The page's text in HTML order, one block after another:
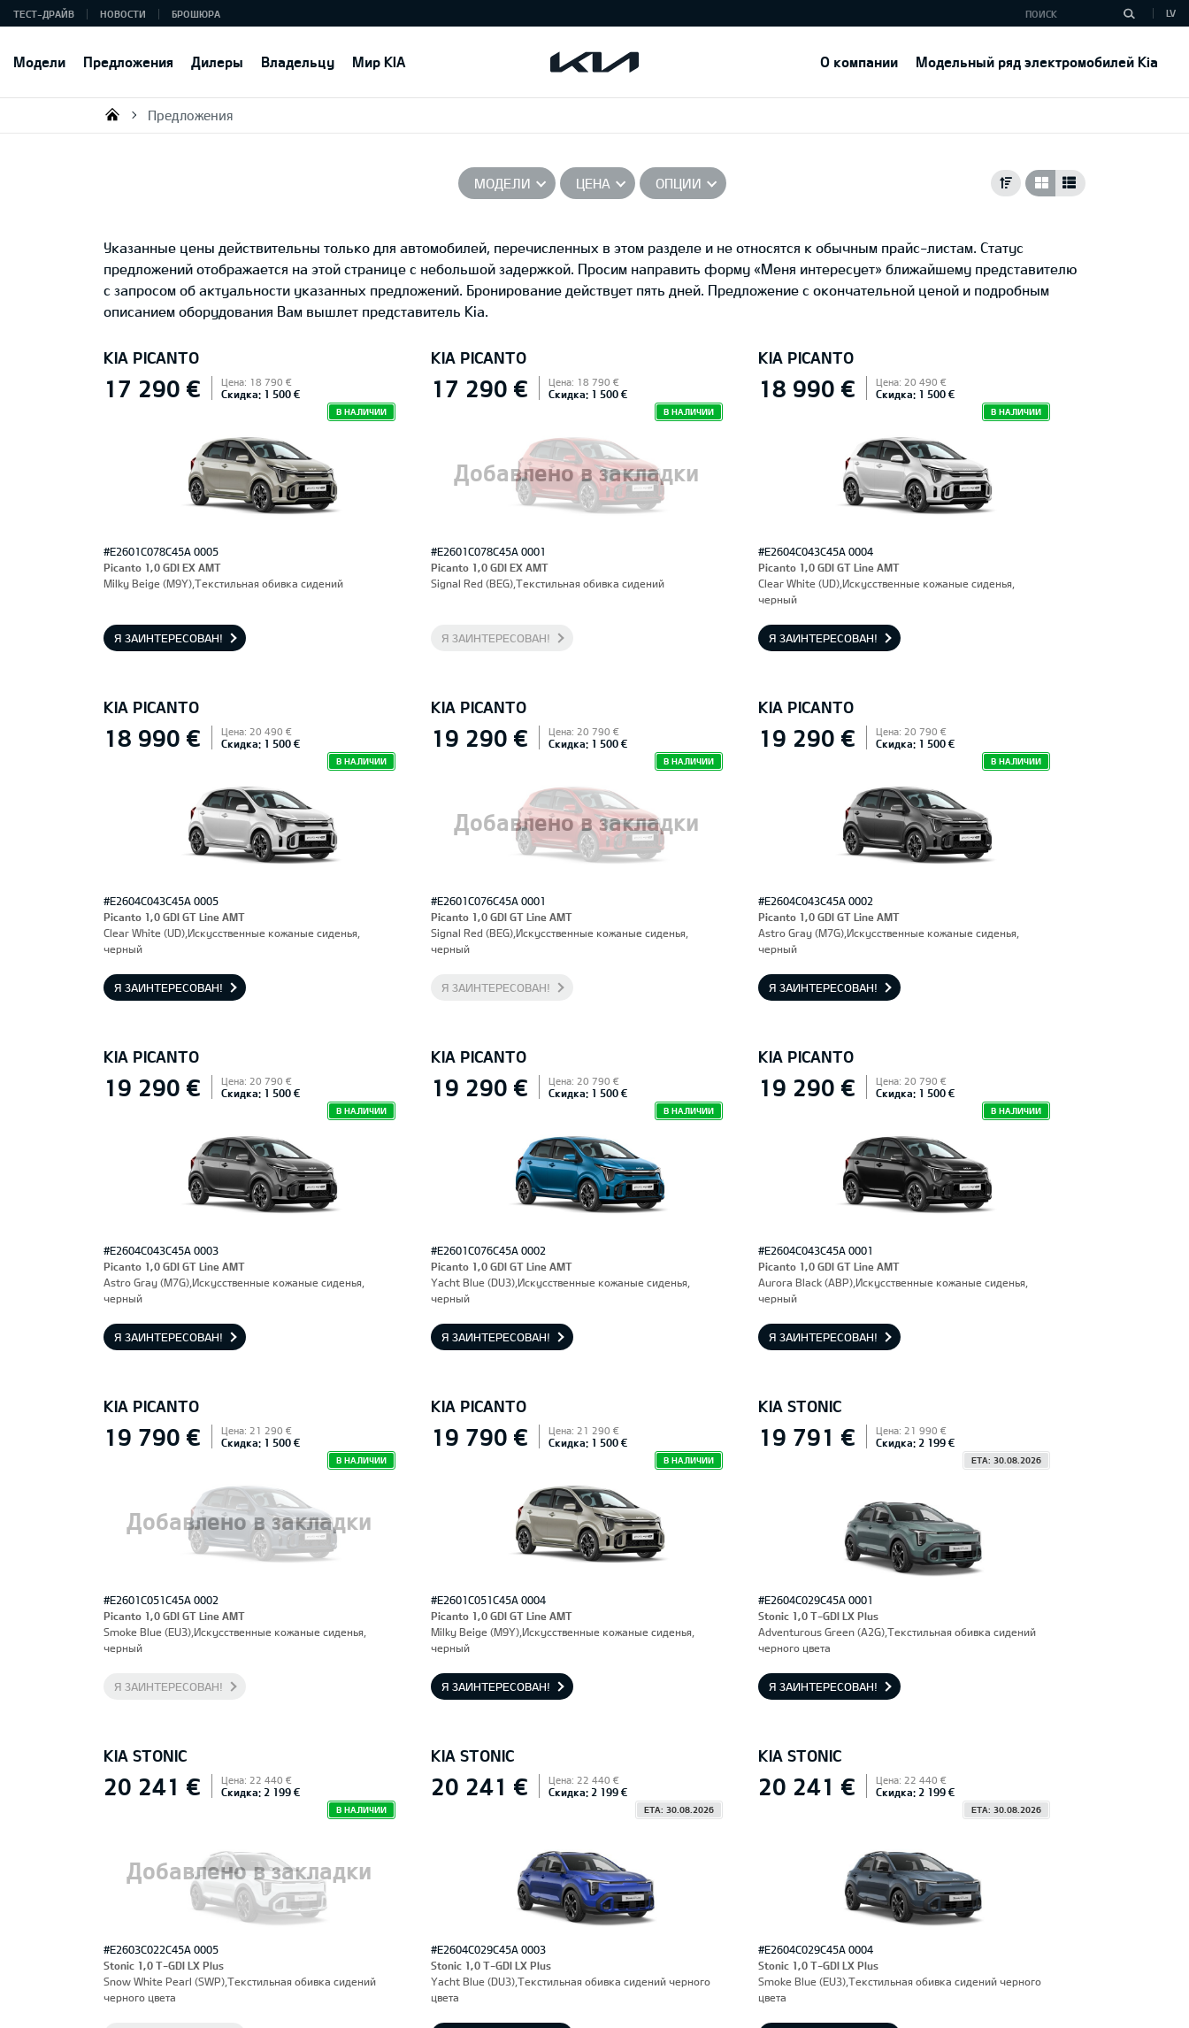
Модели Предложения Дилеры Владельцу Мир KIA О компании Модельный ряд электромобилей Kia
ТЕСТ-ДРАЙВ НОВОСТИ БРОШЮРА LV
KIA AUTO AS
Предложения
МОДЕЛИ ЦЕНА ОПЦИИ
Указанные цены действительны только для автомобилей, перечисленных в этом разделе и не относятся к обычным прайс-листам. Статус
предложений отображается на этой странице с небольшой задержкой. Просим направить форму «Меня интересует» ближайшему представителю
с запросом об актуальности указанных предложений. Бронирование действует пять дней. Предложение с окончательной ценой и подробным
описанием оборудования Вам вышлет представитель Kia.
KIA PICANTO
17 290 € Цена: 18 790 €
Скидка: 1 500 €
В НАЛИЧИИ
#E2601C078C45A 0005
Picanto 1,0 GDI EX AMT
Milky Beige (M9Y),Текстильная обивка сидений
Я ЗАИНТЕРЕСОВАН!
KIA PICANTO
Добавлено в закладки
17 290 € Цена: 18 790 €
Скидка: 1 500 €
В НАЛИЧИИ
#E2601C078C45A 0001
Picanto 1,0 GDI EX AMT
Signal Red (BEG),Текстильная обивка сидений
Я ЗАИНТЕРЕСОВАН!
KIA PICANTO
18 990 € Цена: 20 490 €
Скидка: 1 500 €
В НАЛИЧИИ
#E2604C043C45A 0004
Picanto 1,0 GDI GT Line AMT
Clear White (UD),Искусственные кожаные сиденья,
черный
Я ЗАИНТЕРЕСОВАН!
KIA PICANTO
18 990 € Цена: 20 490 €
Скидка: 1 500 €
В НАЛИЧИИ
#E2604C043C45A 0005
Picanto 1,0 GDI GT Line AMT
Clear White (UD),Искусственные кожаные сиденья,
черный
Я ЗАИНТЕРЕСОВАН!
KIA PICANTO
Добавлено в закладки
19 290 € Цена: 20 790 €
Скидка: 1 500 €
В НАЛИЧИИ
#E2601C076C45A 0001
Picanto 1,0 GDI GT Line AMT
Signal Red (BEG),Искусственные кожаные сиденья,
черный
Я ЗАИНТЕРЕСОВАН!
KIA PICANTO
19 290 € Цена: 20 790 €
Скидка: 1 500 €
В НАЛИЧИИ
#E2604C043C45A 0002
Picanto 1,0 GDI GT Line AMT
Astro Gray (M7G),Искусственные кожаные сиденья,
черный
Я ЗАИНТЕРЕСОВАН!
KIA PICANTO
19 290 € Цена: 20 790 €
Скидка: 1 500 €
В НАЛИЧИИ
#E2604C043C45A 0003
Picanto 1,0 GDI GT Line AMT
Astro Gray (M7G),Искусственные кожаные сиденья,
черный
Я ЗАИНТЕРЕСОВАН!
KIA PICANTO
19 290 € Цена: 20 790 €
Скидка: 1 500 €
В НАЛИЧИИ
#E2601C076C45A 0002
Picanto 1,0 GDI GT Line AMT
Yacht Blue (DU3),Искусственные кожаные сиденья,
черный
Я ЗАИНТЕРЕСОВАН!
KIA PICANTO
19 290 € Цена: 20 790 €
Скидка: 1 500 €
В НАЛИЧИИ
#E2604C043C45A 0001
Picanto 1,0 GDI GT Line AMT
Aurora Black (ABP),Искусственные кожаные сиденья,
черный
Я ЗАИНТЕРЕСОВАН!
KIA PICANTO
Добавлено в закладки
19 790 € Цена: 21 290 €
Скидка: 1 500 €
В НАЛИЧИИ
#E2601C051C45A 0002
Picanto 1,0 GDI GT Line AMT
Smoke Blue (EU3),Искусственные кожаные сиденья,
черный
Я ЗАИНТЕРЕСОВАН!
KIA PICANTO
19 790 € Цена: 21 290 €
Скидка: 1 500 €
В НАЛИЧИИ
#E2601C051C45A 0004
Picanto 1,0 GDI GT Line AMT
Milky Beige (M9Y),Искусственные кожаные сиденья,
черный
Я ЗАИНТЕРЕСОВАН!
KIA STONIC
19 791 € Цена: 21 990 €
Скидка: 2 199 €
ETA: 30.08.2026
#E2604C029C45A 0001
Stonic 1,0 T-GDI LX Plus
Adventurous Green (A2G),Текстильная обивка сидений
черного цвета
Я ЗАИНТЕРЕСОВАН!
KIA STONIC
Добавлено в закладки
20 241 € Цена: 22 440 €
Скидка: 2 199 €
В НАЛИЧИИ
#E2603C022C45A 0005
Stonic 1,0 T-GDI LX Plus
Snow White Pearl (SWP),Текстильная обивка сидений
черного цвета
KIA STONIC
20 241 € Цена: 22 440 €
Скидка: 2 199 €
ETA: 30.08.2026
#E2604C029C45A 0003
Stonic 1,0 T-GDI LX Plus
Yacht Blue (DU3),Текстильная обивка сидений черного
цвета
KIA STONIC
20 241 € Цена: 22 440 €
Скидка: 2 199 €
ETA: 30.08.2026
#E2604C029C45A 0004
Stonic 1,0 T-GDI LX Plus
Smoke Blue (EU3),Текстильная обивка сидений черного
цвета